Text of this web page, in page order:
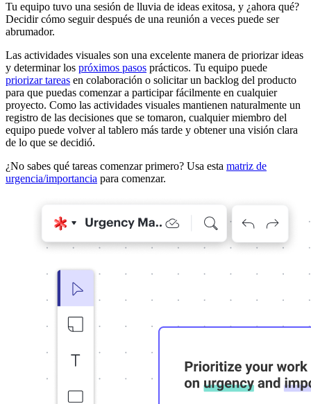
Tu equipo tuvo una sesión de lluvia de ideas exitosa, y ¿ahora qué?
Decidir cómo seguir después de una reunión a veces puede ser
abrumador.
Las actividades visuales son una excelente manera de priorizar ideas
y determinar los próximos pasos prácticos. Tu equipo puede
priorizar tareas en colaboración o solicitar un backlog del producto
para que puedas comenzar a participar fácilmente en cualquier
proyecto. Como las actividades visuales mantienen naturalmente un
registro de las decisiones que se tomaron, cualquier miembro del
equipo puede volver al tablero más tarde y obtener una visión clara
de lo que se decidió.
¿No sabes qué tareas comenzar primero? Usa esta matriz de
urgencia/importancia para comenzar.